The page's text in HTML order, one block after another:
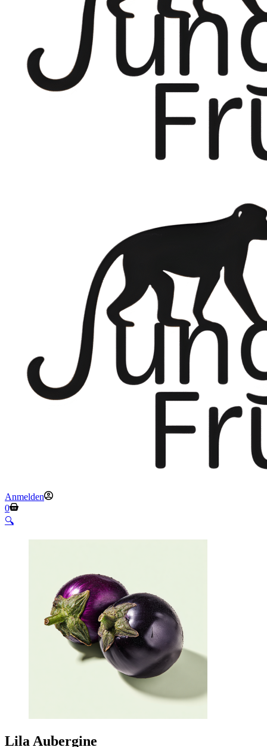
Anmelden
Warenkorb
0
🔍
Lila Aubergine